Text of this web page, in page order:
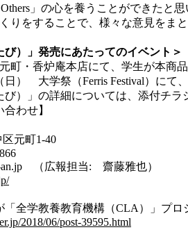
」の心を養うことができた
りをすることで、様々な意見をま
び）」発売にあたってのイベント＞
町・香炉庵本店にて、学生が本商
日） 大学祭（Ferris Festival）にて
）」の詳細については、添付チラ
わせ】
元町1-40
an.jp （広報担当: 齋藤雅也）
「全学教養教育機構（CLA）」プ
2018/06/post-39595.html